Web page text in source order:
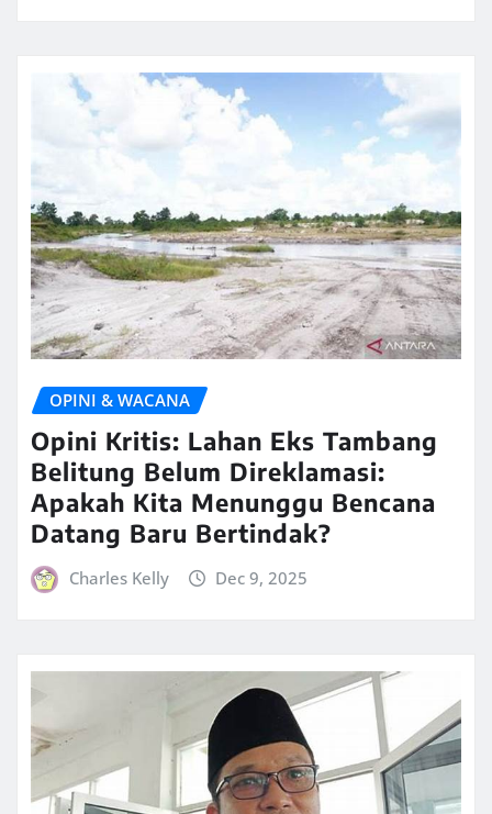
OPINI & WACANA
Opini Kritis: Lahan Eks Tambang
Belitung Belum Direklamasi:
Apakah Kita Menunggu Bencana
Datang Baru Bertindak?
Charles Kelly Dec 9, 2025